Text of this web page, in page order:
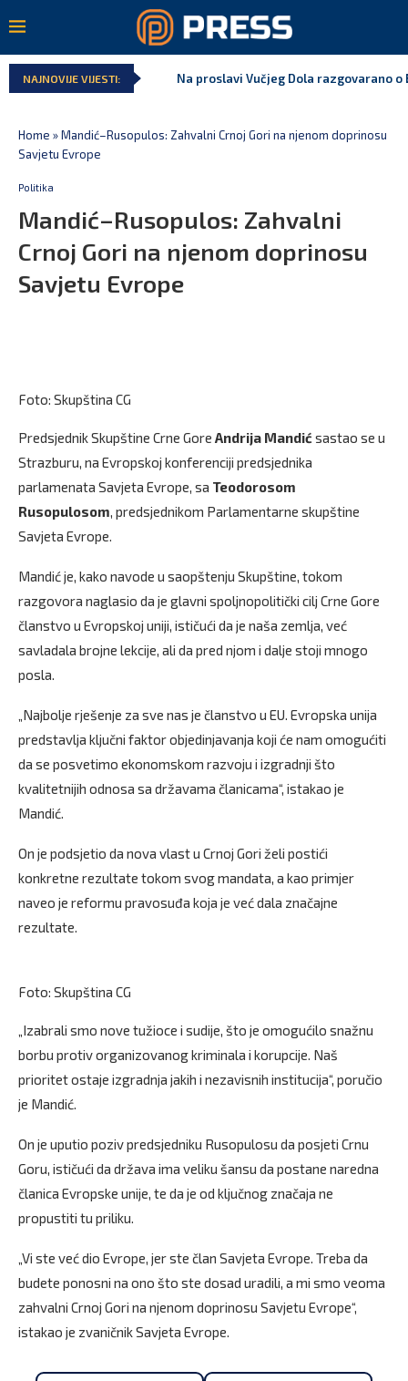
NAJNOVIJE VIJESTI: Na proslavi Vučjeg Dola razgovarano
Home »Mandić–Rusopulos: Zahvalni Crnoj Gori na njenom doprinosu
Savjetu Evrope
Politika
Mandić–Rusopulos: Zahvalni
Crnoj Gori na njenom doprinosu
Savjetu Evrope
Foto: Skupština CG
Predsjednik Skupštine Crne Gore Andrija Mandić sastao se u
Strazburu, na Evropskoj konferenciji predsjednika
parlamenata Savjeta Evrope, sa Teodorosom
Rusopulosom, predsjednikom Parlamentarne skupštine
Savjeta Evrope.
Mandić je, kako navode u saopštenju Skupštine, tokom
razgovora naglasio da je glavni spoljnopolitički cilj Crne Gore
članstvo u Evropskoj uniji, ističući da je naša zemlja, već
savladala brojne lekcije, ali da pred njom i dalje stoji mnogo
posla.
„Najbolje rješenje za sve nas je članstvo u EU. Evropska unija
predstavlja ključni faktor objedinjavanja koji će nam omogućiti
da se posvetimo ekonomskom razvoju i izgradnji što
kvalitetnijih odnosa sa državama članicama“, istakao je
Mandić.
On je podsjetio da nova vlast u Crnoj Gori želi postići
konkretne rezultate tokom svog mandata, a kao primjer
naveo je reformu pravosuđa koja je već dala značajne
rezultate.
Foto: Skupština CG
„Izabrali smo nove tužioce i sudije, što je omogućilo snažnu
borbu protiv organizovanog kriminala i korupcije. Naš
prioritet ostaje izgradnja jakih i nezavisnih institucija“, poručio
je Mandić.
On je uputio poziv predsjedniku Rusopulosu da posjeti Crnu
Goru, ističući da država ima veliku šansu da postane naredna
članica Evropske unije, te da je od ključnog značaja ne
propustiti tu priliku.
„Vi ste već dio Evrope, jer ste član Savjeta Evrope. Treba da
budete ponosni na ono što ste dosad uradili, a mi smo veoma
zahvalni Crnoj Gori na njenom doprinosu Savjetu Evrope“,
istakao je zvaničnik Savjeta Evrope.